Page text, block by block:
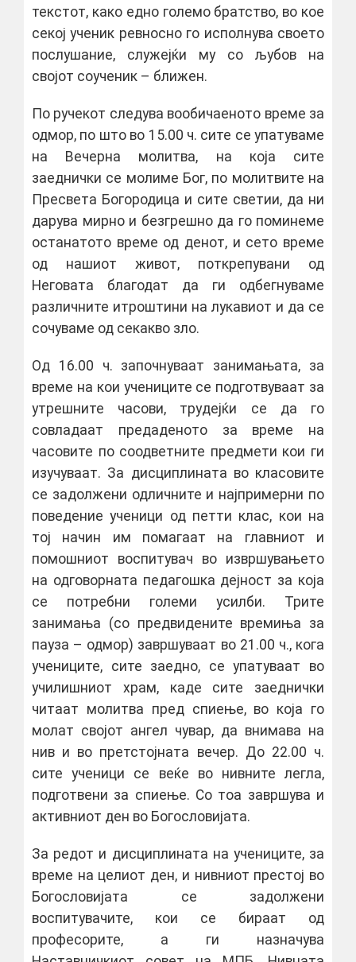
текстот, како едно големо братство, во кое
секој ученик ревносно го исполнува своето
послушание, служејќи му со љубов на
својот соученик – ближен.
По ручекот следува вообичаеното време за
одмор, по што во 15.00 ч. сите се упатуваме
на Вечерна молитва, на која сите
заеднички се молиме Бог, по молитвите на
Пресвета Богородица и сите светии, да ни
дарува мирно и безгрешно да го поминеме
останатото време од денот, и сето време
од нашиот живот, поткрепувани од
Неговата благодат да ги одбегнуваме
различните итроштини на лукавиот и да се
сочуваме од секакво зло.
Од 16.00 ч. започнуваат занимањата, за
време на кои учениците се подготвуваат за
утрешните часови, трудејќи се да го
совладаат предаденото за време на
часовите по соодветните предмети кои ги
изучуваат. За дисциплината во класовите
се задолжени одличните и најпримерни по
поведение ученици од петти клас, кои на
тој начин им помагаат на главниот и
помошниот воспитувач во извршувањето
на одговорната педагошка дејност за која
се потребни големи усилби. Трите
занимања (со предвидените времиња за
пауза – одмор) завршуваат во 21.00 ч., кога
учениците, сите заедно, се упатуваат во
училишниот храм, каде сите заеднички
читаат молитва пред спиење, во која го
молат својот ангел чувар, да внимава на
нив и во претстојната вечер. До 22.00 ч.
сите ученици се веќе во нивните легла,
подготвени за спиење. Со тоа завршува и
активниот ден во Богословијата.
За редот и дисциплината на учениците, за
време на целиот ден, и нивниот престој во
Богословијата се задолжени
воспитувачите, кои се бираат од
професорите, а ги назначува